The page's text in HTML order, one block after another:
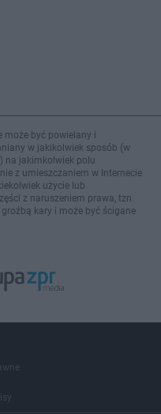
może być powielany i
w jakikolwiek sposób (w
na jakimkolwiek polu
z umieszczaniem w Internecie
użycie lub
z naruszeniem prawa, tzn.
kary i może być ścigane